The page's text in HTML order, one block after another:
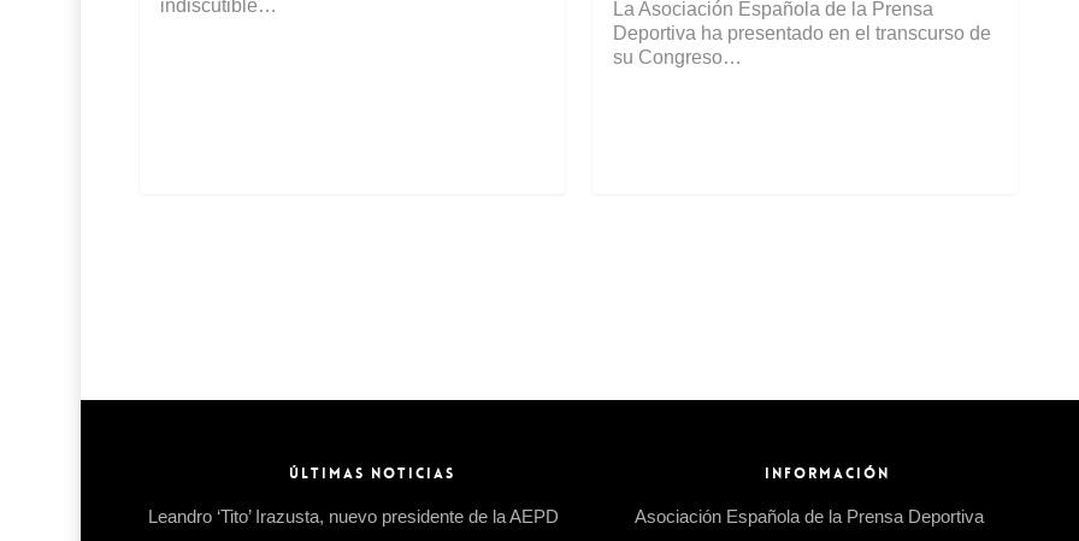
indiscutible…
La Asociación Española de la Prensa
Deportiva ha presentado en el transcurso de
su Congreso…
ÚLTIMAS NOTICIAS
Leandro ‘Tito’ Irazusta, nuevo presidente de la AEPD
INFORMACIÓN
Asociación Española de la Prensa Deportiva